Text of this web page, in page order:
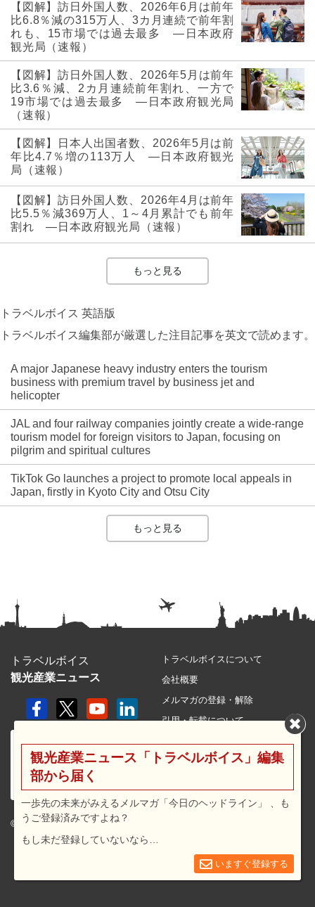
【図解】訪日外国人数、2026年6月は前年
比6.8％減の315万人、3カ月連続で前年割
れも、15市場では過去最多 ―日本政府
観光局（速報）
【図解】訪日外国人数、2026年5月は前年
比3.6％減、2カ月連続前年割れ、一方で
19市場では過去最多 ―日本政府観光局
（速報）
【図解】日本人出国者数、2026年5月は前
年比4.7％増の113万人 ―日本政府観光
局（速報）
【図解】訪日外国人数、2026年4月は前年
比5.5％減369万人、1～4月累計でも前年
割れ ―日本政府観光局（速報）
もっと見る
トラベルボイス 英語版
トラベルボイス編集部が厳選した注目記事を英文で読めます。
A major Japanese heavy industry enters the tourism
business with premium travel by business jet and
helicopter
JAL and four railway companies jointly create a wide-range
tourism model for foreign visitors to Japan, focusing on
pilgrim and spiritual cultures
TikTok Go launches a project to promote local appeals in
Japan, firstly in Kyoto City and Otsu City
もっと見る
トラベルボイス
観光産業ニュース
© 2026 travel voice.
トラベルボイスについて
会社概要
メルマガの登録・解除
引用・転載について
利用規約
広告メニュー・料金
観光産業ニュース「トラベルボイス」編集
部から届く
一歩先の未来がみえるメルマガ「今日のヘッドライン」 、も
うご登録済みですよね？
もし未だ登録していないなら…
いますぐ登録する